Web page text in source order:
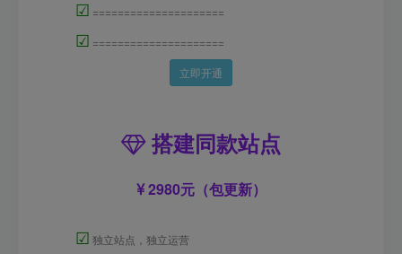
☑ =====================
☑ =====================
立即开通
搭建同款站点
2980元（包更新）
☑ 独立站点，独立运营